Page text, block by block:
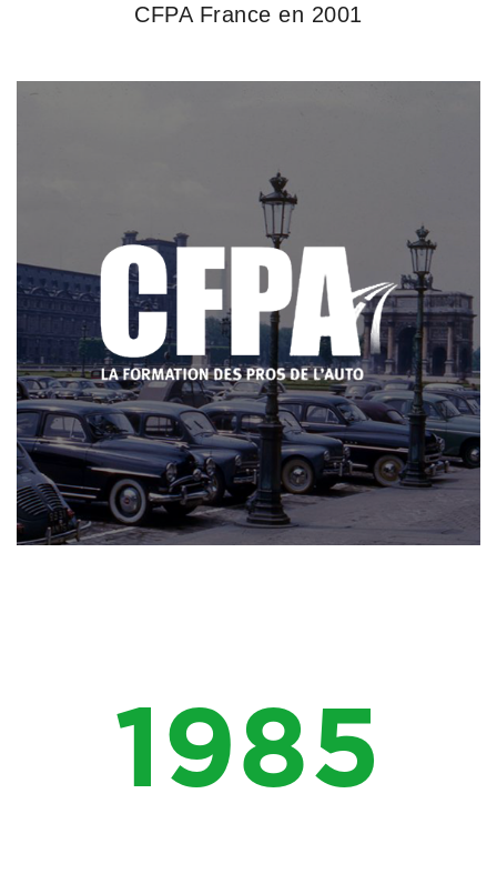
CFPA France en 2001
1985